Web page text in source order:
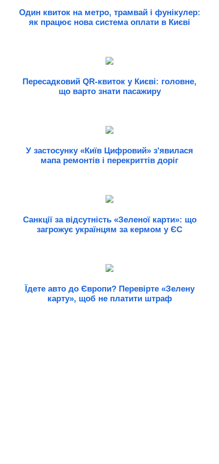
Один квиток на метро, трамвай і фунікулер:
як працює нова система оплати в Києві
Пересадковий QR-квиток у Києві: головне,
що варто знати пасажиру
У застосунку «Київ Цифровий» з'явилася
мапа ремонтів і перекриттів доріг
Санкції за відсутність «Зеленої карти»: що
загрожує українцям за кермом у ЄС
Їдете авто до Європи? Перевірте «Зелену
карту», щоб не платити штраф